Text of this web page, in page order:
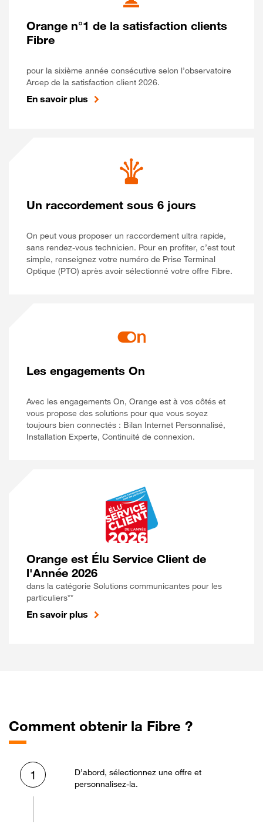
Orange n°1 de la satisfaction clients
Fibre
pour la sixième année consécutive selon l’observatoire
Arcep de la satisfaction client 2026.
En savoir plus
Un raccordement sous 6 jours
On peut vous proposer un raccordement ultra rapide,
sans rendez-vous technicien. Pour en profiter, c’est tout
simple, renseignez votre numéro de Prise Terminal
Optique (PTO) après avoir sélectionné votre offre Fibre.
Les engagements On
Avec les engagements On, Orange est à vos côtés et
vous propose des solutions pour que vous soyez
toujours bien connectés : Bilan Internet Personnalisé,
Installation Experte, Continuité de connexion.
Orange est Élu Service Client de
l'Année 2026
dans la catégorie Solutions communicantes pour les
particuliers**
En savoir plus
Comment obtenir la Fibre ?
1
D’abord, sélectionnez une offre et
personnalisez-la.